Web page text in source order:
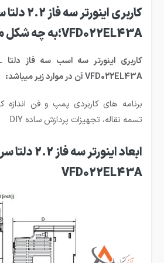
VFD022EL43A؛به چه شکل میباشد؟
VFD022EL43A آن در موارد زیر میباشد:
برنامه های کاربردی پمپ و فن
تسمه نقاله، تجهیزات پردازش ساده DIY
VFD022EL43A